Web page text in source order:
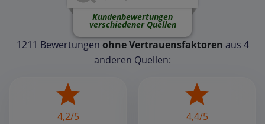
Kundenbewertungen
verschiedener Quellen
1211 Bewertungen ohne Vertrauensfaktoren aus 4
anderen Quellen:
4,2/5
4,4/5